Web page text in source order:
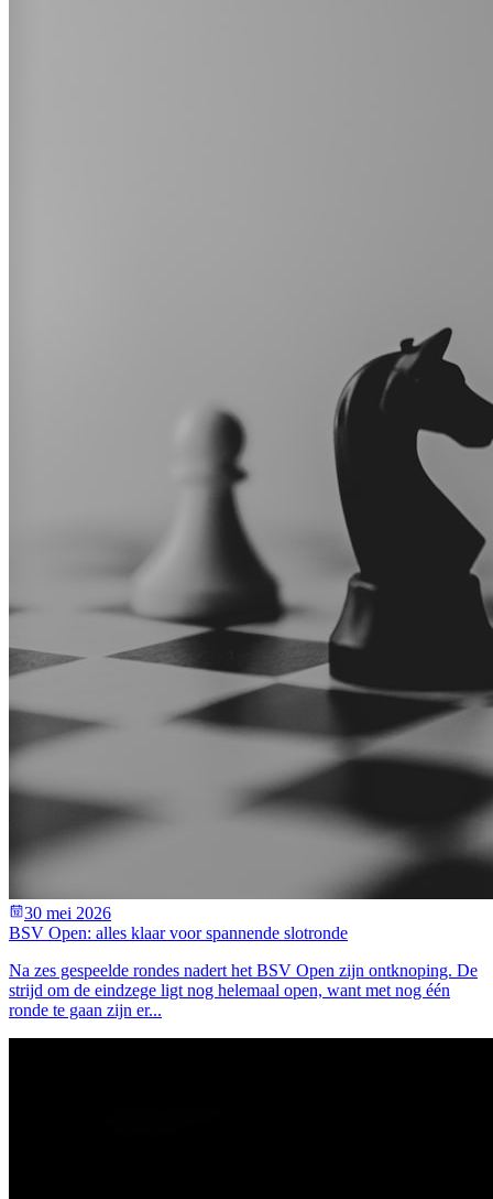
30 mei 2026
BSV Open: alles klaar voor spannende slotronde
Na zes gespeelde rondes nadert het BSV Open zijn ontknoping. De
strijd om de eindzege ligt nog helemaal open, want met nog één
ronde te gaan zijn er...